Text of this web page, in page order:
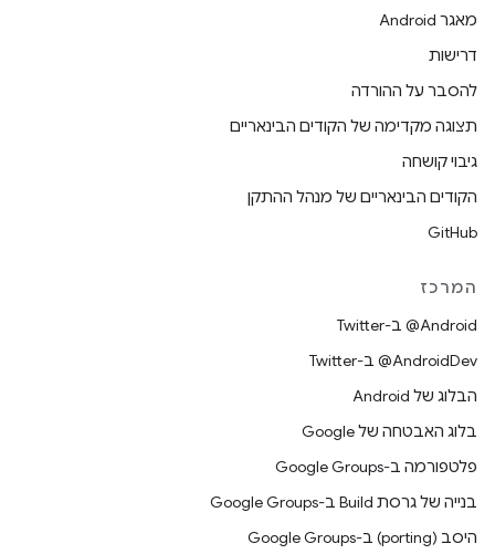
מאגר Android
דרישות
להסבר על ההורדה
תצוגה מקדימה של הקודים הבינאריים
גיבוי קושחה
הקודים הבינאריים של מנהל ההתקן
GitHub
המרכז
‎@Android ב-Twitter
‎@AndroidDev ב-Twitter
הבלוג של Android
בלוג האבטחה של Google
פלטפורמה ב-Google Groups
בנייה של גרסת Build ב-Google Groups
היסב (porting) ב-Google Groups